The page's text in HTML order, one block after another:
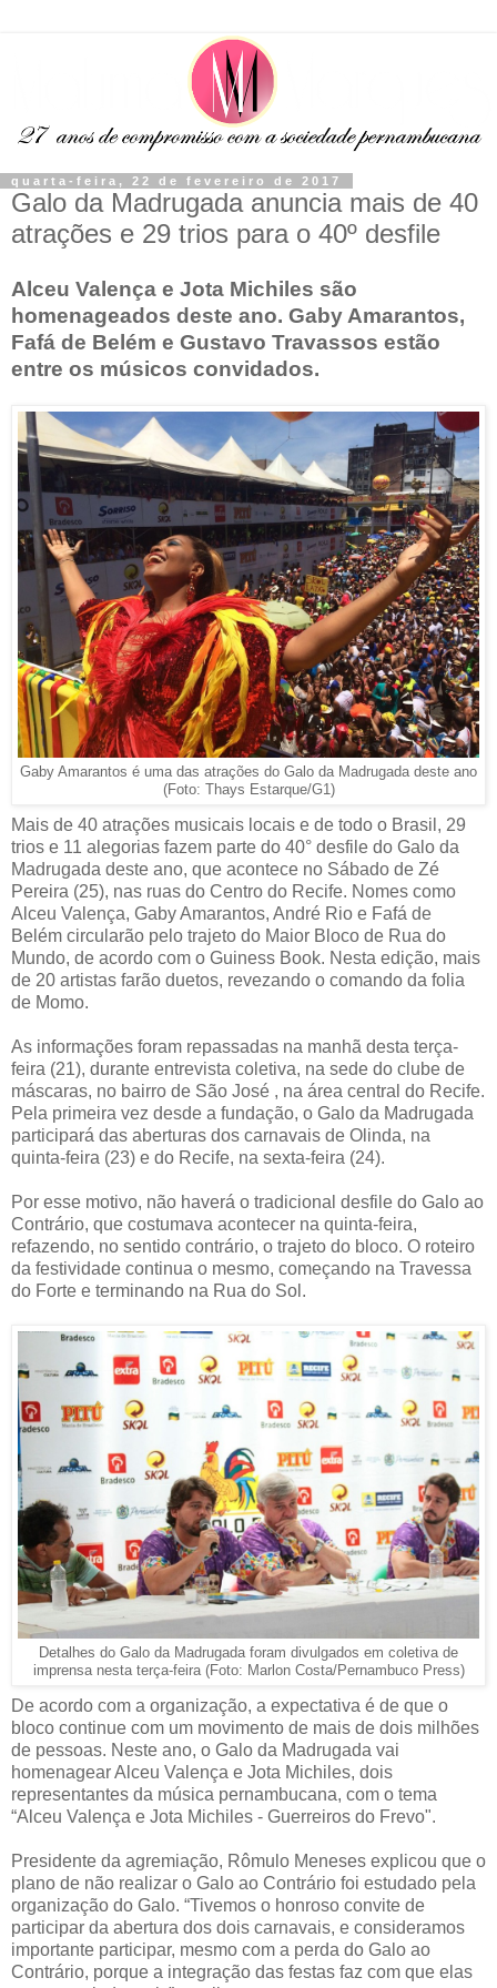
quarta-feira, 22 de fevereiro de 2017
Galo da Madrugada anuncia mais de 40
atrações e 29 trios para o 40º desfile
Alceu Valença e Jota Michiles são
homenageados deste ano. Gaby Amarantos,
Fafá de Belém e Gustavo Travassos estão
entre os músicos convidados.
Gaby Amarantos é uma das atrações do Galo da Madrugada deste ano
(Foto: Thays Estarque/G1)
Mais de 40 atrações musicais locais e de todo o Brasil, 29
trios e 11 alegorias fazem parte do 40° desfile do Galo da
Madrugada deste ano, que acontece no Sábado de Zé
Pereira (25), nas ruas do Centro do Recife. Nomes como
Alceu Valença, Gaby Amarantos, André Rio e Fafá de
Belém circularão pelo trajeto do Maior Bloco de Rua do
Mundo, de acordo com o Guiness Book. Nesta edição, mais
de 20 artistas farão duetos, revezando o comando da folia
de Momo.
As informações foram repassadas na manhã desta terça-
feira (21), durante entrevista coletiva, na sede do clube de
máscaras, no bairro de São José , na área central do Recife.
Pela primeira vez desde a fundação, o Galo da Madrugada
participará das aberturas dos carnavais de Olinda, na
quinta-feira (23) e do Recife, na sexta-feira (24).
Por esse motivo, não haverá o tradicional desfile do Galo ao
Contrário, que costumava acontecer na quinta-feira,
refazendo, no sentido contrário, o trajeto do bloco. O roteiro
da festividade continua o mesmo, começando na Travessa
do Forte e terminando na Rua do Sol.
Detalhes do Galo da Madrugada foram divulgados em coletiva de
imprensa nesta terça-feira (Foto: Marlon Costa/Pernambuco Press)
De acordo com a organização, a expectativa é de que o
bloco continue com um movimento de mais de dois milhões
de pessoas. Neste ano, o Galo da Madrugada vai
homenagear Alceu Valença e Jota Michiles, dois
representantes da música pernambucana, com o tema
“Alceu Valença e Jota Michiles - Guerreiros do Frevo".
Presidente da agremiação, Rômulo Meneses explicou que o
plano de não realizar o Galo ao Contrário foi estudado pela
organização do Galo. “Tivemos o honroso convite de
participar da abertura dos dois carnavais, e consideramos
importante participar, mesmo com a perda do Galo ao
Contrário, porque a integração das festas faz com que elas